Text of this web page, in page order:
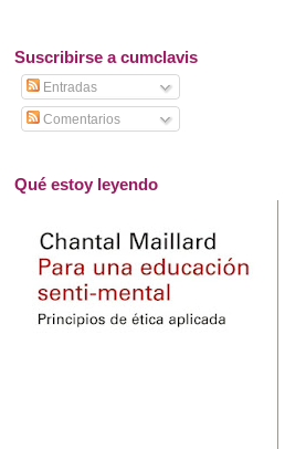
Suscribirse a cumclavis
Entradas
Comentarios
Qué estoy leyendo